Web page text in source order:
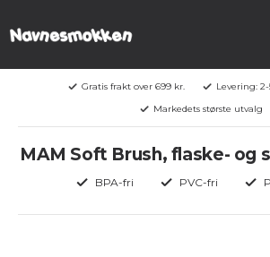
Gratis frakt over 699 kr.
Levering:
Markedets største utvalg
MAM Soft Brush, flaske- og
BPA-fri PVC-fri